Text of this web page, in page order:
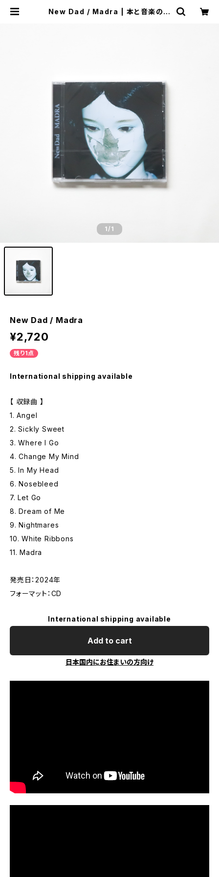
New Dad / Madra | 本と音楽の店
1/1
New Dad / Madra
¥2,720
残り1点
International shipping available
【 収録曲 】
1. Angel
2. Sickly Sweet
3. Where I Go
4. Change My Mind
5. In My Head
6. Nosebleed
7. Let Go
8. Dream of Me
9. Nightmares
10. White Ribbons
11. Madra
発売日：2024年
フォーマット：CD
International shipping available
Add to cart
日本国内にお住まいの方向け